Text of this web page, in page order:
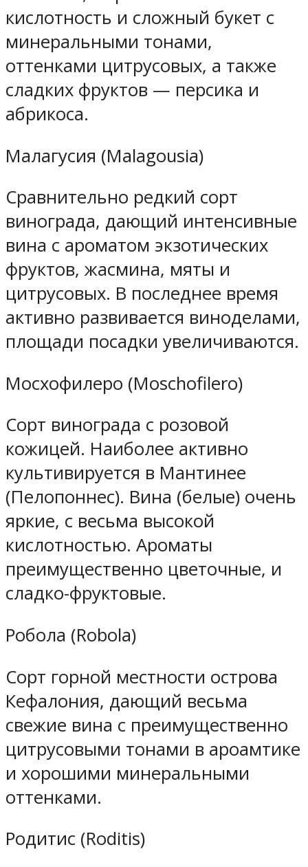
кислотность и сложный букет с
минеральными тонами,
оттенками цитрусовых, а также
сладких фруктов — персика и
абрикоса.
Малагусия (Malagousia)
Сравнительно редкий сорт
винограда, дающий интенсивные
вина с ароматом экзотических
фруктов, жасмина, мяты и
цитрусовых. В последнее время
активно развивается виноделами,
площади посадки увеличиваются.
Мосхофилеро (Moschofilero)
Сорт винограда с розовой
кожицей. Наиболее активно
культивируется в Мантинее
(Пелопоннес). Вина (белые) очень
яркие, с весьма высокой
кислотностью. Ароматы
преимущественно цветочные, и
сладко-фруктовые.
Робола (Robola)
Сорт горной местности острова
Кефалония, дающий весьма
свежие вина с преимущественно
цитрусовыми тонами в ароамтике
и хорошими минеральными
оттенками.
Родитис (Roditis)